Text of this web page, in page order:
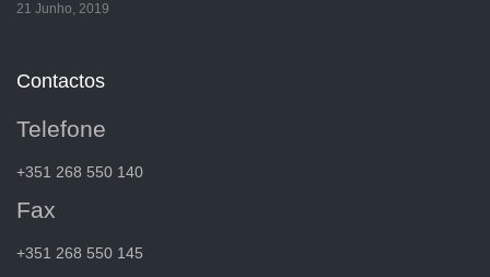
21 Junho, 2019
Contactos
Telefone
+351 268 550 140
Fax
+351 268 550 145